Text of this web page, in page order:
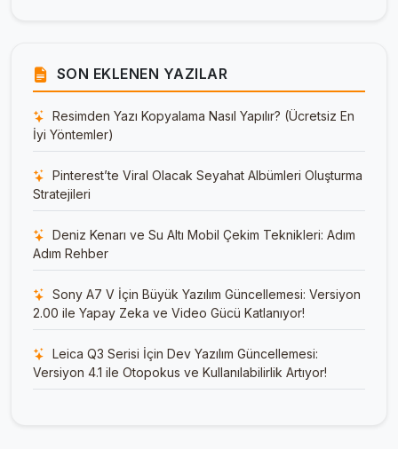
SON EKLENEN YAZILAR
Resimden Yazı Kopyalama Nasıl Yapılır? (Ücretsiz En
İyi Yöntemler)
Pinterest’te Viral Olacak Seyahat Albümleri Oluşturma
Stratejileri
Deniz Kenarı ve Su Altı Mobil Çekim Teknikleri: Adım
Adım Rehber
Sony A7 V İçin Büyük Yazılım Güncellemesi: Versiyon
2.00 ile Yapay Zeka ve Video Gücü Katlanıyor!
Leica Q3 Serisi İçin Dev Yazılım Güncellemesi:
Versiyon 4.1 ile Otopokus ve Kullanılabilirlik Artıyor!